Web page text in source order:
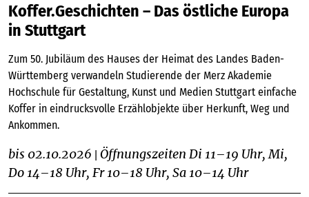
Koffer.Geschichten – Das östliche Europa
in Stuttgart
Zum 50. Jubiläum des Hauses der Heimat des Landes Baden-
Württemberg verwandeln Studierende der Merz Akademie
Hochschule für Gestaltung, Kunst und Medien Stuttgart einfache
Koffer in eindrucksvolle Erzählobjekte über Herkunft, Weg und
Ankommen.
bis 02.10.2026 Öffnungszeiten Di 11–19 Uhr, Mi,
Do 14–18 Uhr, Fr 10–18 Uhr, Sa 10–14 Uhr